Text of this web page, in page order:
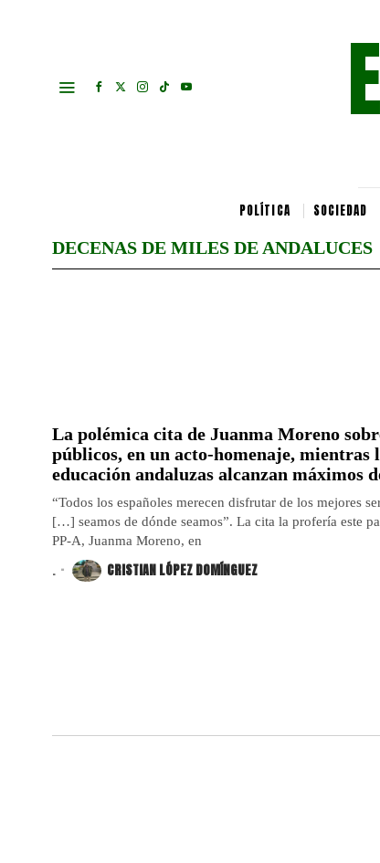
POLÍTICA SOCIEDAD
DECENAS DE MILES DE ANDALUCES
La polémica cita de Juanma Moreno
públicos, en un acto-homenaje, mientras
educación andaluzas alcanzan máximos
“Todos los españoles merecen disfrutar de los mejores
[…] seamos de dónde seamos”. La cita la profería este
PP-A, Juanma Moreno, en
. CRISTIAN LÓPEZ DOMÍNGUEZ